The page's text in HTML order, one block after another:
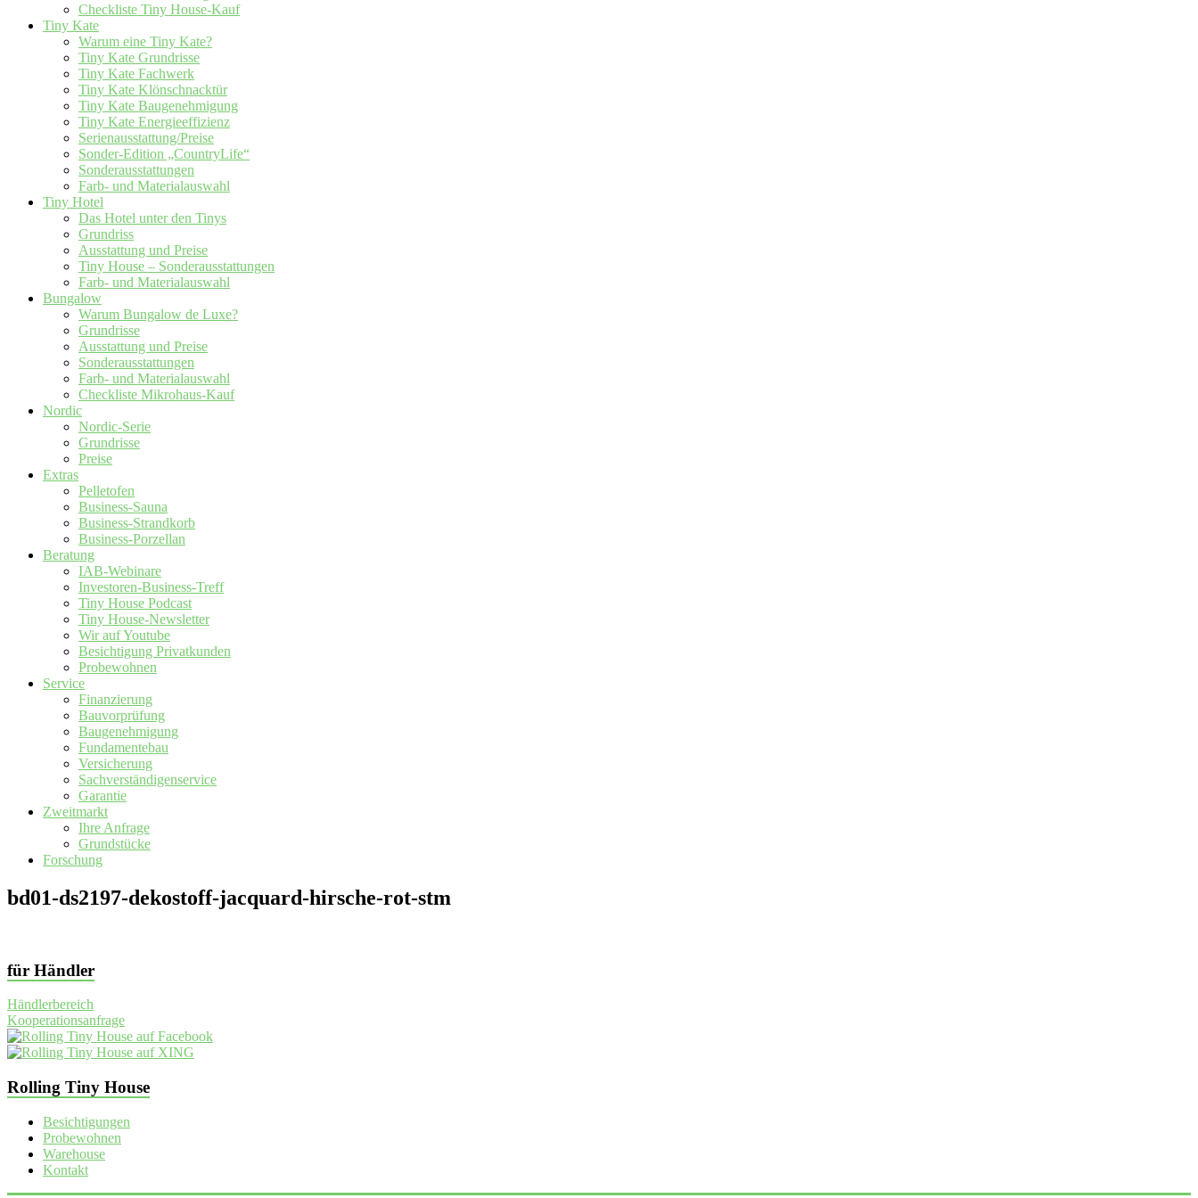
Checkliste Tiny House-Kauf
Tiny Kate
Warum eine Tiny Kate?
Tiny Kate Grundrisse
Tiny Kate Fachwerk
Tiny Kate Klönschnacktür
Tiny Kate Baugenehmigung
Tiny Kate Energieeffizienz
Serienausstattung/Preise
Sonder-Edition „CountryLife“
Sonderausstattungen
Farb- und Materialauswahl
Tiny Hotel
Das Hotel unter den Tinys
Grundriss
Ausstattung und Preise
Tiny House – Sonderausstattungen
Farb- und Materialauswahl
Bungalow
Warum Bungalow de Luxe?
Grundrisse
Ausstattung und Preise
Sonderausstattungen
Farb- und Materialauswahl
Checkliste Mikrohaus-Kauf
Nordic
Nordic-Serie
Grundrisse
Preise
Extras
Pelletofen
Business-Sauna
Business-Strandkorb
Business-Porzellan
Beratung
IAB-Webinare
Investoren-Business-Treff
Tiny House Podcast
Tiny House-Newsletter
Wir auf Youtube
Besichtigung Privatkunden
Probewohnen
Service
Finanzierung
Bauvorprüfung
Baugenehmigung
Fundamentebau
Versicherung
Sachverständigenservice
Garantie
Zweitmarkt
Ihre Anfrage
Grundstücke
Forschung
bd01-ds2197-dekostoff-jacquard-hirsche-rot-stm
für Händler
Händlerbereich
Kooperationsanfrage
Rolling Tiny House
Besichtigungen
Probewohnen
Warehouse
Kontakt